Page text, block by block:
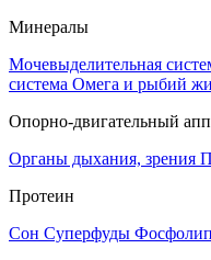
Минералы
Мочевыделительная
система Омега и рыбий
Опорно-двигательный
Органы дыхания, зрения
Протеин
Сон Суперфуды